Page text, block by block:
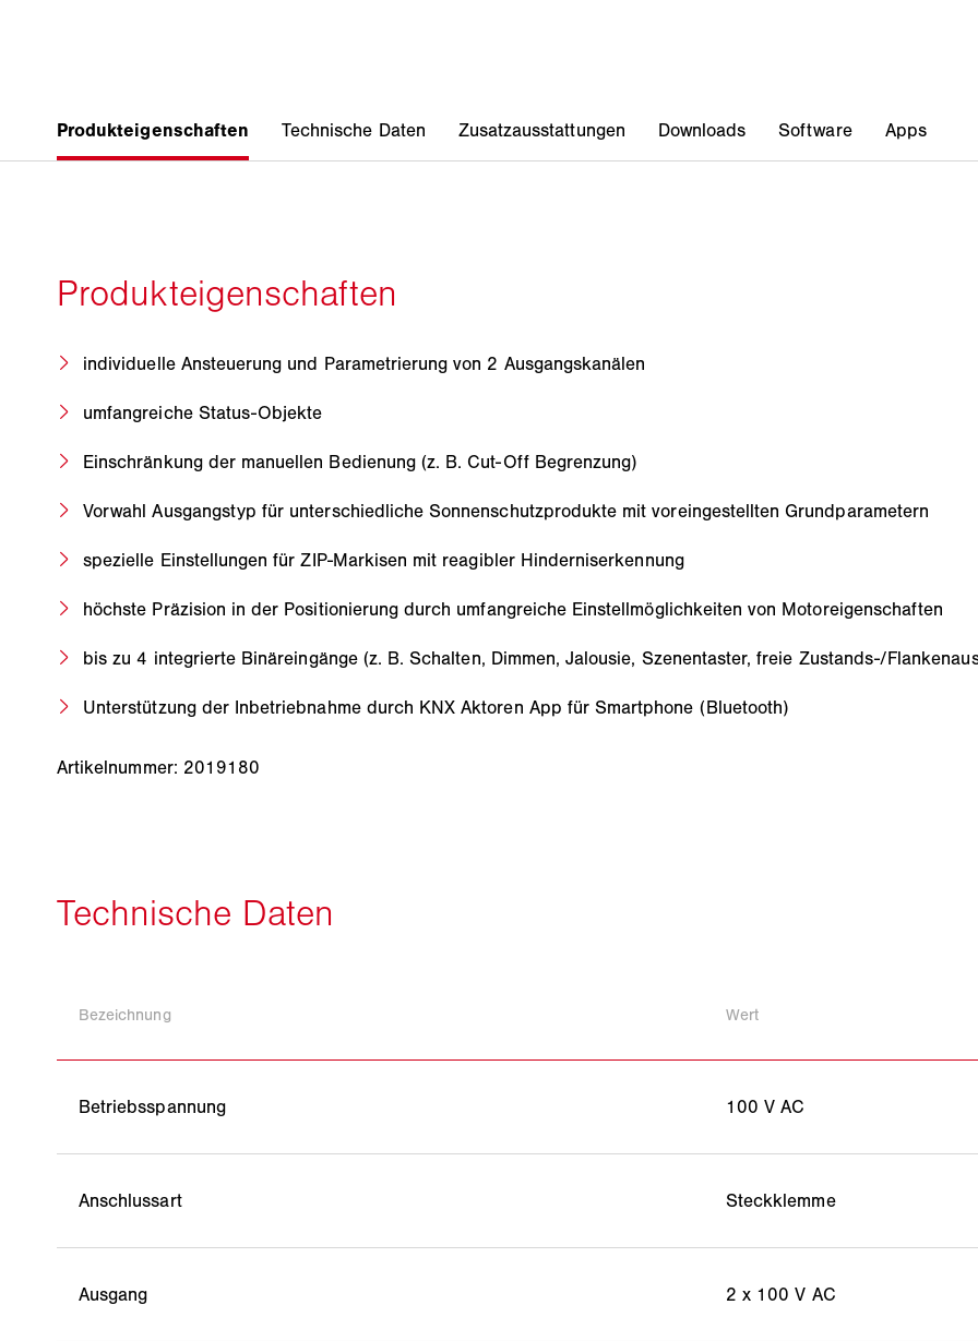
individuelle Ansteuerung und Parametrierung von 2 Ausgangskanälen
umfangreiche Status-Objekte
Einschränkung der manuellen Bedienung (z. B. Cut-Off Begrenzung)
Vorwahl Ausgangstyp für unterschiedliche Sonnenschutzprodukte mit voreingestellten Grundparametern
spezielle Einstellungen für ZIP-Markisen mit reagibler Hinderniserkennung
höchste Präzision in der Positionierung durch umfangreiche Einstellmöglichkeiten von Motoreigenschaften
bis zu 4 integrierte Binäreingänge (z. B. Schalten, Dimmen, Jalousie, Szenentaster, freie Zustands-/
Unterstützung der Inbetriebnahme durch KNX Aktoren App für Smartphone (Bluetooth)
Artikelnummer: 2019180
Bezeichnung Wert
Betriebsspannung 100 V AC
Anschlussart Steckklemme
Ausgang 2 x 100 V AC